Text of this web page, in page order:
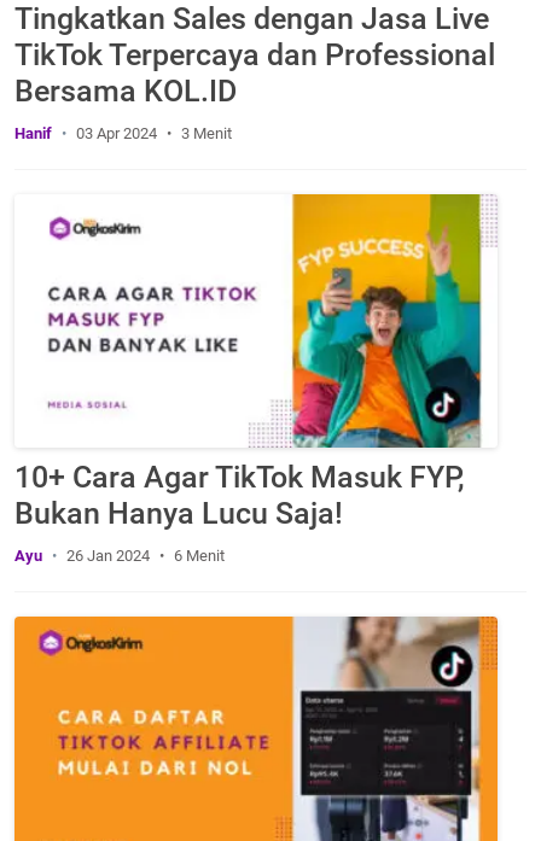
Tingkatkan Sales dengan Jasa Live
TikTok Terpercaya dan Professional
Bersama KOL.ID
Hanif 03 Apr 2024 3 Menit
10+ Cara Agar TikTok Masuk FYP,
Bukan Hanya Lucu Saja!
Ayu 26 Jan 2024 6 Menit